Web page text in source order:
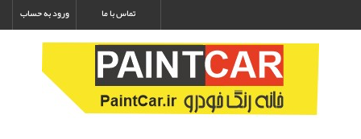
ورود به حساب تماس با ما